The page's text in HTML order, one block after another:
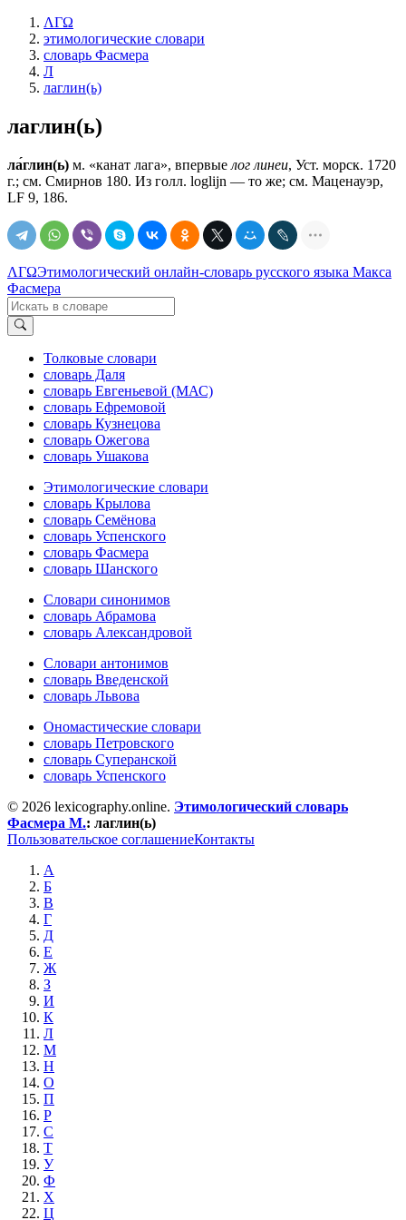
ΛΓΩ
этимологические словари
словарь Фасмера
Л
лаглин(ь)
лаглин(ь)
ла́глин(ь) м. «канат лага», впервые лог линеи, Уст. морск. 1720
г.; см. Смирнов 180. Из голл. loglijn — то же; см. Маценауэр,
LF 9, 186.
ΛΓΩЭтимологический онлайн-словарь русского языка Макса
Фасмера
Толковые словари
словарь Даля
словарь Евгеньевой (МАС)
словарь Ефремовой
словарь Кузнецова
словарь Ожегова
словарь Ушакова
Этимологические словари
словарь Крылова
словарь Семёнова
словарь Успенского
словарь Фасмера
словарь Шанского
Словари синонимов
словарь Абрамова
словарь Александровой
Словари антонимов
словарь Введенской
словарь Львова
Ономастические словари
словарь Петровского
словарь Суперанской
словарь Успенского
© 2026 lexicography.online. Этимологический словарь
Фасмера М.: лаглин(ь)
Пользовательское соглашениеКонтакты
А
Б
В
Г
Д
Е
Ж
З
И
К
Л
М
Н
О
П
Р
С
Т
У
Ф
Х
Ц